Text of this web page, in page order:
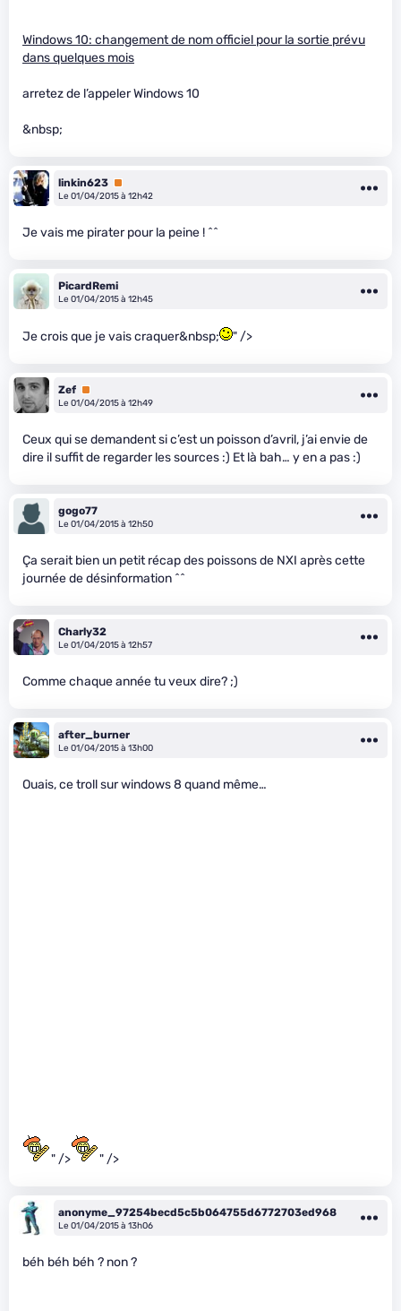
Windows 10: changement de nom officiel pour la sortie prévu
dans quelques mois
arretez de l’appeler Windows 10
&nbsp;
linkin623 Premium
Le 01/04/2015 à 12h42
Je vais me pirater pour la peine ! ^^
PicardRemi
Le 01/04/2015 à 12h45
Je crois que je vais craquer&nbsp; " />
Zef Premium
Le 01/04/2015 à 12h49
Ceux qui se demandent si c’est un poisson d’avril, j’ai envie de
dire il suffit de regarder les sources :) Et là bah… y en a pas :)
gogo77
Le 01/04/2015 à 12h50
Ça serait bien un petit récap des poissons de NXI après cette
journée de désinformation ^^
Charly32
Le 01/04/2015 à 12h57
Comme chaque année tu veux dire? ;)
after_burner
Le 01/04/2015 à 13h00
Ouais, ce troll sur windows 8 quand même…
" /> " />
anonyme_97254becd5c5b064755d6772703ed968
Le 01/04/2015 à 13h06
béh béh béh ? non ?